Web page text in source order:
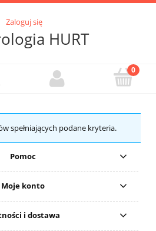
Zaloguj się
HURT
spełniających podane kryteria.
Pomoc
Moje konto
i dostawa